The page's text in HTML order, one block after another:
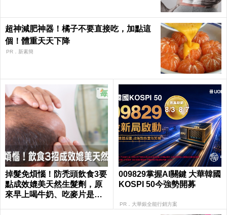
超神減肥神器！橘子不要直接吃，加點這
個！體重天天下降
PR．新素簡
掉髮免煩惱！防禿頭飲食3要
點成效媲美天然生髮劑，原
來早上喝牛奶、吃麥片是錯
009829掌握AI關鍵 大華韓國
KOSPI 50今強勢開募
PR．大華銀全能行銷方案